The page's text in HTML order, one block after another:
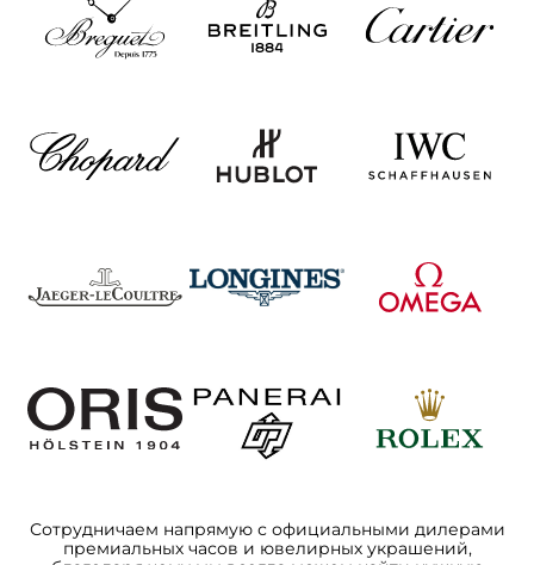
Сотрудничаем напрямую с официальными дилерами
премиальных часов и ювелирных украшений,